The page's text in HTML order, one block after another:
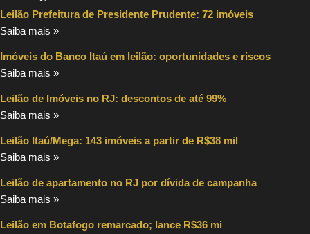
Leilão Prefeitura de Presidente Prudente: 72 imóveis
Saiba mais »
Imóveis do Banco Itaú em leilão: oportunidades e riscos
Saiba mais »
Leilão de Imóveis no RJ: descontos de até 99%
Saiba mais »
Leilão Itaú/Mega: 143 imóveis a partir de R$38 mil
Saiba mais »
Leilão de apartamento no RJ por dívida de campanha
Saiba mais »
Leilão em Botafogo remarcado; lance R$36 mi